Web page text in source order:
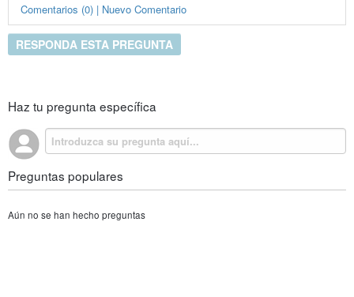
Comentarios (0) | Nuevo Comentario
RESPONDA ESTA PREGUNTA
Haz tu pregunta específica
Preguntas populares
Aún no se han hecho preguntas